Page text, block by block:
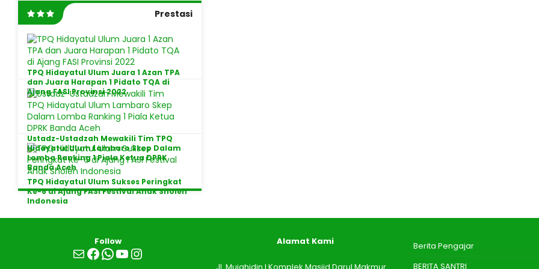
Prestasi
TPQ Hidayatul Ulum Juara 1 Azan TPA
dan Juara Harapan 1 Pidato TQA di
Ajang FASI Provinsi 2022
Ustadz-Ustadzah Mewakili Tim TPQ
Hidayatul Ulum Lambaro Skep Dalam
Lomba Ranking 1 Piala Ketua DPRK
Banda Aceh
TPQ Hidayatul Ulum Sukses Peringkat
Ke-6 di Ajang FASI Festival Anak Sholeh
Indonesia
Follow
MailFacebook
WhatsApp
YouTube
Instagram
Alamat Kami
Berita Pengajar
BERITA SANTRI